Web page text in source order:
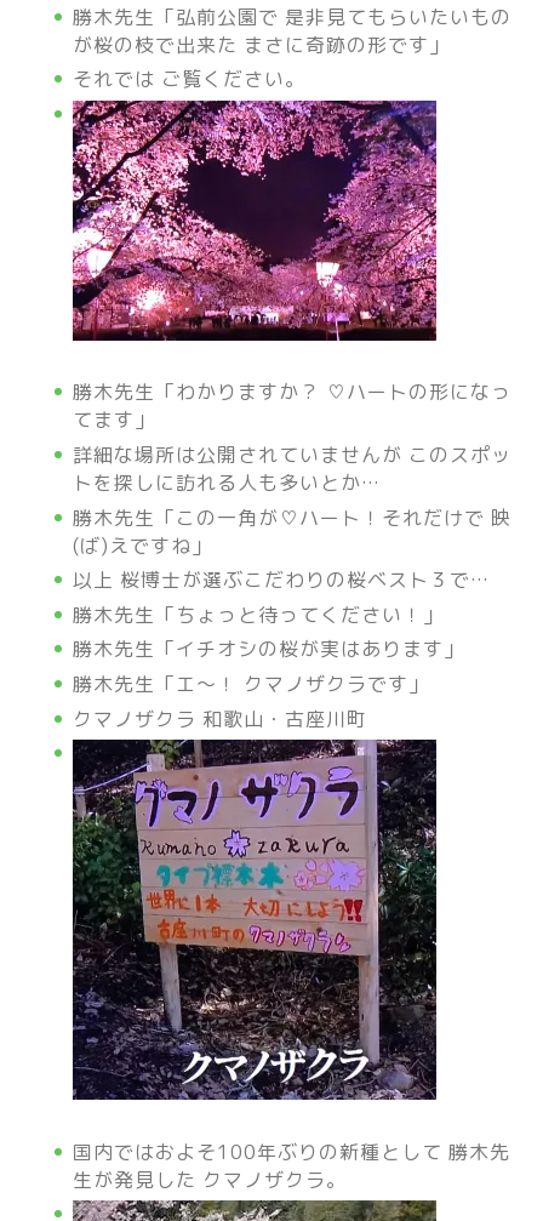
勝木先生「弘前公園で 是非見てもらいたいもの
が桜の枝で出来た まさに奇跡の形です」
それでは ご覧ください。
勝木先生「わかりますか？ ♡ハートの形になっ
てます」
詳細な場所は公開されていませんが このスポッ
トを探しに訪れる人も多いとか…
勝木先生「この一角が♡ハート！それだけで 映
(ば)えですね」
以上 桜博士が選ぶこだわりの桜ベスト３で…
勝木先生「ちょっと待ってください！」
勝木先生「イチオシの桜が実はあります」
勝木先生「エ～！ クマノザクラです」
クマノザクラ 和歌山・古座川町
国内ではおよそ100年ぶりの新種として 勝木先
生が発見した クマノザクラ。